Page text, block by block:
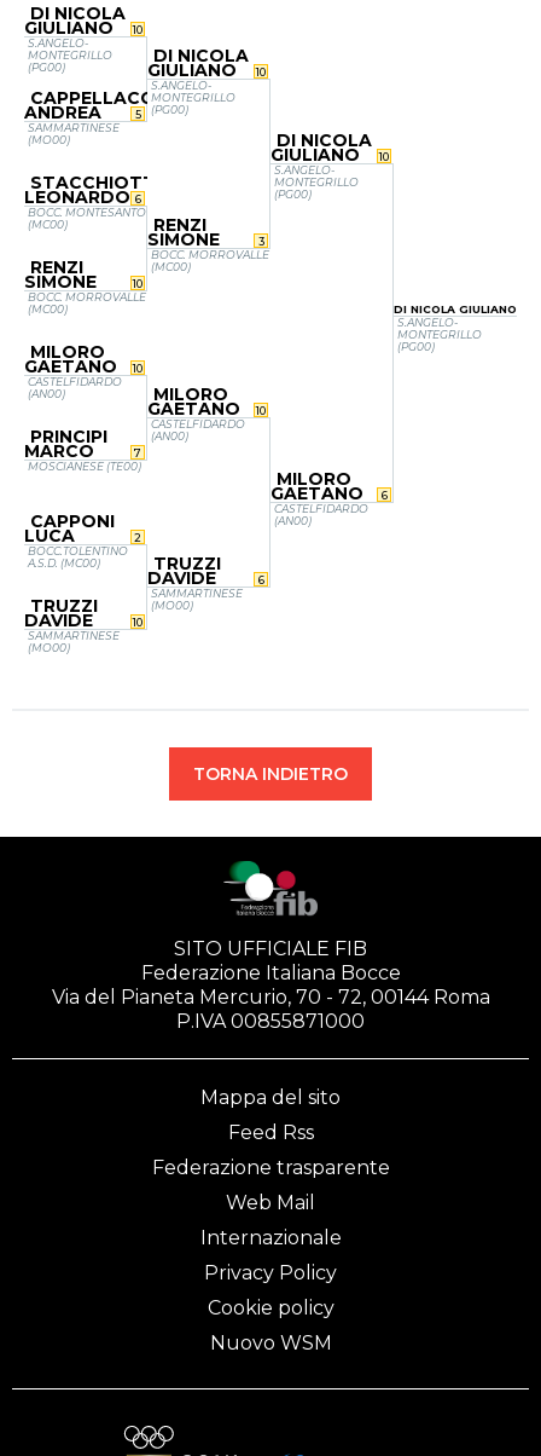
DI NICOLA
GIULIANO
10
S.ANGELO-
MONTEGRILLO
(PG00)
CAPPELLACCI
ANDREA
5
SAMMARTINESE
(MO00)
STACCHIOTTI
LEONARDO 6
BOCC. MONTESANTO
(MC00)
RENZI
SIMONE
10
BOCC. MORROVALLE
(MC00)
MILORO
GAETANO
10
CASTELFIDARDO
(AN00)
PRINCIPI
MARCO
7
MOSCIANESE (TE00)
CAPPONI
LUCA
2
BOCC.TOLENTINO
A.S.D. (MC00)
TRUZZI
DAVIDE
10
SAMMARTINESE
(MO00)
DI NICOLA
GIULIANO
10
S.ANGELO-
MONTEGRILLO
(PG00)
RENZI
SIMONE
3
BOCC. MORROVALLE
(MC00)
MILORO
GAETANO
10
CASTELFIDARDO
(AN00)
TRUZZI
DAVIDE
6
SAMMARTINESE
(MO00)
DI NICOLA
GIULIANO
10
S.ANGELO-
MONTEGRILLO
(PG00)
MILORO
GAETANO
6
CASTELFIDARDO
(AN00)
DI NICOLA GIULIANO
S.ANGELO-
MONTEGRILLO
(PG00)
TORNA INDIETRO
SITO UFFICIALE FIB
Federazione Italiana Bocce
Via del Pianeta Mercurio, 70 - 72, 00144 Roma
P.IVA 00855871000
Mappa del sito
Feed Rss
Federazione trasparente
Web Mail
Internazionale
Privacy Policy
Cookie policy
Nuovo WSM